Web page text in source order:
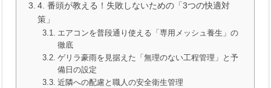
4. 番頭が教える！失敗しないための「3つの快適対
策」
エアコンを普段通り使える「専用メッシュ養生」の
徹底
ゲリラ豪雨を見据えた「無理のない工程管理」と予
備日の設定
近隣への配慮と職人の安全衛生管理